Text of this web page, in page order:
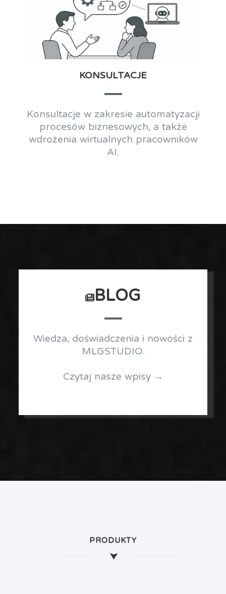
KONSULTACJE
Konsultacje w zakresie automatyzacji
procesów biznesowych, a także
wdrożenia wirtualnych pracowników
AI.
BLOG
Wiedza, doświadczenia i nowości z
MLGSTUDIO.
Czytaj nasze wpisy →
PRODUKTY